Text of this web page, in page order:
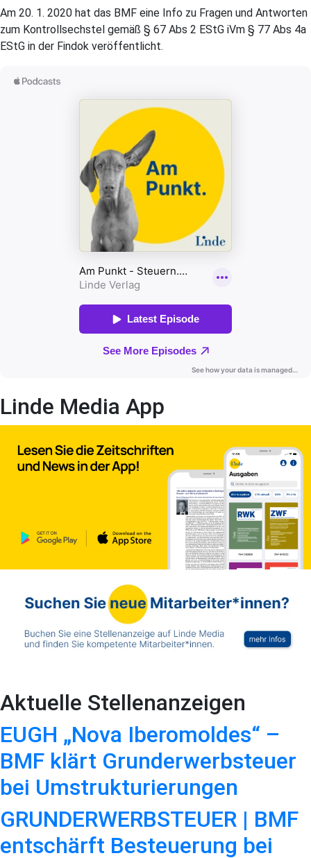
Am 20. 1. 2020 hat das BMF eine Info zu Fragen und Antworten
zum Kontrollsechstel gemäß § 67 Abs 2 EStG iVm § 77 Abs 4a
EStG in der Findok veröffentlicht.
Linde Media App
Aktuelle Stellenanzeigen
EUGH „Nova Iberomoldes“ –
BMF klärt Grunderwerbsteuer
bei Umstrukturierungen
GRUNDERWERBSTEUER | BMF
entschärft Besteuerung bei